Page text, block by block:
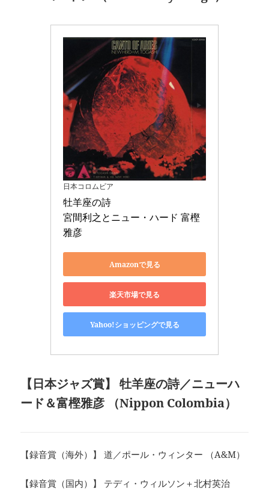
日本コロムビア
牡羊座の詩
宮間利之とニュー・ハード 富樫
雅彦
Amazonで見る
楽天市場で見る
Yahoo!ショッピングで見る
【日本ジャズ賞】 牡羊座の詩／ニューハ
ード＆富樫雅彦 （Nippon Colombia）
【録音賞（海外）】 道／ポール・ウィンター （A&M）
【録音賞（国内）】 テディ・ウィルソン＋北村英治